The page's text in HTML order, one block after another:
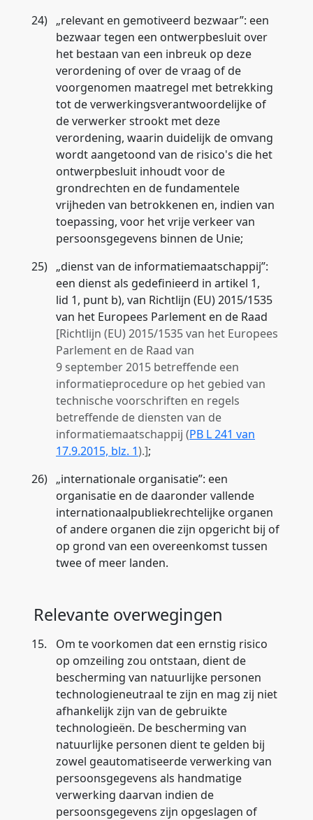
24) „relevant en gemotiveerd bezwaar”: een
bezwaar tegen een ontwerpbesluit over
het bestaan van een inbreuk op deze
verordening of over de vraag of de
voorgenomen maatregel met betrekking
tot de verwerkingsverantwoordelijke of
de verwerker strookt met deze
verordening, waarin duidelijk de omvang
wordt aangetoond van de risico's die het
ontwerpbesluit inhoudt voor de
grondrechten en de fundamentele
vrijheden van betrokkenen en, indien van
toepassing, voor het vrije verkeer van
persoonsgegevens binnen de Unie;
25) „dienst van de informatiemaatschappij”:
een dienst als gedefinieerd in artikel 1,
lid 1, punt b), van Richtlijn (EU) 2015/1535
van het Europees Parlement en de Raad
[Richtlijn (EU) 2015/1535 van het Europees
Parlement en de Raad van
9 september 2015 betreffende een
informatieprocedure op het gebied van
technische voorschriften en regels
betreffende de diensten van de
informatiemaatschappij (PB L 241 van
17.9.2015, blz. 1).];
26) „internationale organisatie”: een
organisatie en de daaronder vallende
internationaalpubliekrechtelijke organen
of andere organen die zijn opgericht bij of
op grond van een overeenkomst tussen
twee of meer landen.
Relevante overwegingen
15.
Om te voorkomen dat een ernstig risico
op omzeiling zou ontstaan, dient de
bescherming van natuurlijke personen
technologieneutraal te zijn en mag zij niet
afhankelijk zijn van de gebruikte
technologieën. De bescherming van
natuurlijke personen dient te gelden bij
zowel geautomatiseerde verwerking van
persoonsgegevens als handmatige
verwerking daarvan indien de
persoonsgegevens zijn opgeslagen of